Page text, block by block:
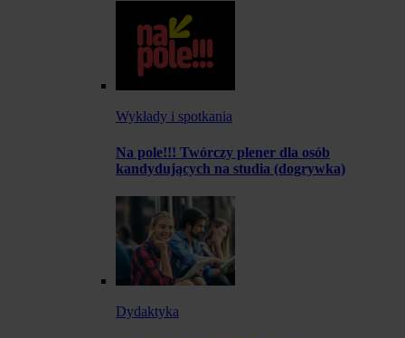
Wykłady i spotkania
Na pole!!! Twórczy plener dla osób
kandydujących na studia (dogrywka)
Dydaktyka